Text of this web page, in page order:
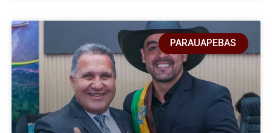
PARAUAPEBAS